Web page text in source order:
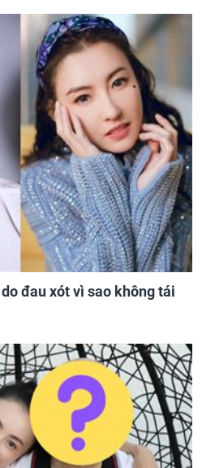
đau xót vì sao không tái